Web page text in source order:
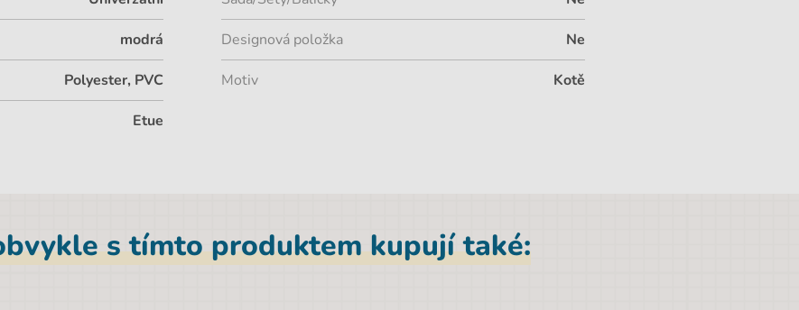
modrá
Polyester, PVC
Etue
Designová položka Ne
Motiv Kotě
s tímto produktem kupují také: